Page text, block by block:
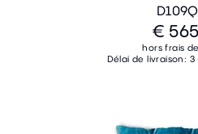
€
hors frais
Délai de livraison: 3